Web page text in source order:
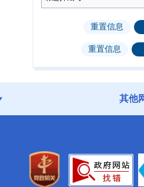
2025年第3期
其他